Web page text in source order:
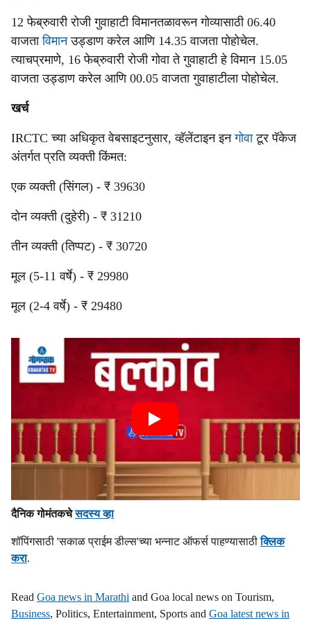
12 फेब्रुवारी रोजी गुवाहाटी विमानतळावरून गोव्यासाठी 06.40
वाजताविमानउड्डाण करेल आणि 14.35 वाजता पोहोचेल.
त्याचप्रमाणे, 16 फेब्रुवारी रोजी गोवा ते गुवाहाटी हे विमान 15.05
वाजता उड्डाण करेल आणि 00.05 वाजता गुवाहाटीला पोहोचेल.
खर्च
IRCTC च्या अधिकृत वेबसाइटनुसार, व्हॅलेंटाइन इनगोवाटूर पॅकेज
अंतर्गत प्रति व्यक्ती किंमत:
एक व्यक्ती (सिंगल) - ₹ 39630
दोन व्यक्ती (दुहेरी) - ₹ 31210
तीन व्यक्ती (तिप्पट) - ₹ 30720
मूल (5-11 वर्षे) - ₹ 29980
मूल (2-4 वर्षे) - ₹ 29480
दैनिक गोमंतकचेसदस्य व्हा
शॉपिंगसाठी 'सकाळ प्राईम डील्स'च्या भन्नाट ऑफर्स पाहण्यासाठीक्लिक
करा.
Read Goa news in Marathi and Goa local news on Tourism,
Business, Politics, Entertainment, Sports and Goa latest news in